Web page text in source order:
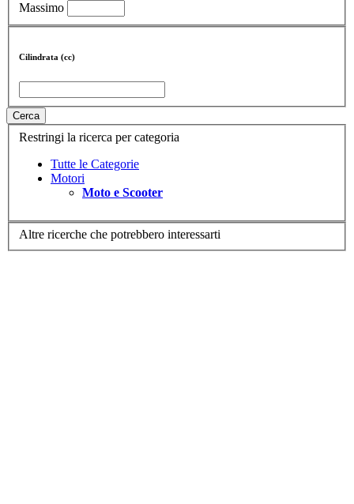
Massimo
Cilindrata (cc)
Cerca
Restringi la ricerca per categoria
Tutte le Categorie
Motori
Moto e Scooter
Altre ricerche che potrebbero interessarti